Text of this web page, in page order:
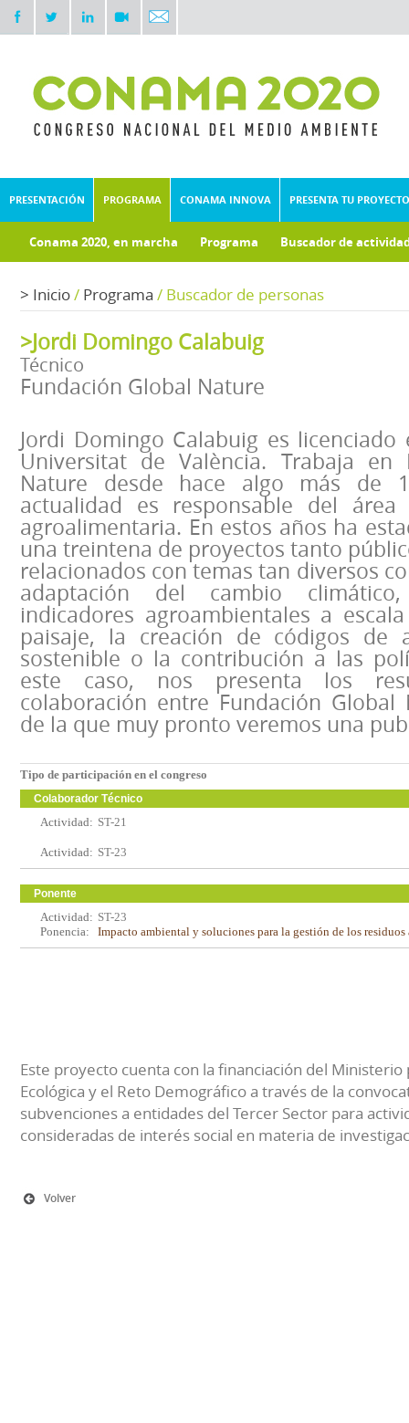
PRESENTACIÓN PROGRAMA CONAMA INNOVA PRESENTA TU PROYECTO
Conama 2020, en marcha Programa Buscador de
> Inicio/ Programa / Buscador de personas
>Jordi Domingo Calabuig
Técnico
Fundación Global Nature
Jordi Domingo Calabuig es
Universitat de València. Trabaja en
Nature desde hace algo más de
actualidad es responsable del área
agroalimentaria. En estos años ha
una treintena de proyectos tanto
relacionados con temas tan diversos
adaptación del cambio
indicadores agroambientales a
paisaje, la creación de códigos de
sostenible o la contribución a las
este caso, nos presenta los
colaboración entre Fundación Global
de la que muy pronto veremos una
Tipo de participación en el congreso
Colaborador Técnico
Actividad: ST-21
Actividad: ST-23
Ponente
Actividad: ST-23
Ponencia:
Impacto ambiental y soluciones para la gestión de los
Este proyecto cuenta con la financiación del Ministerio
Ecológica y el Reto Demográfico a través de la
subvenciones a entidades del Tercer Sector para
consideradas de interés social en materia de
Volver